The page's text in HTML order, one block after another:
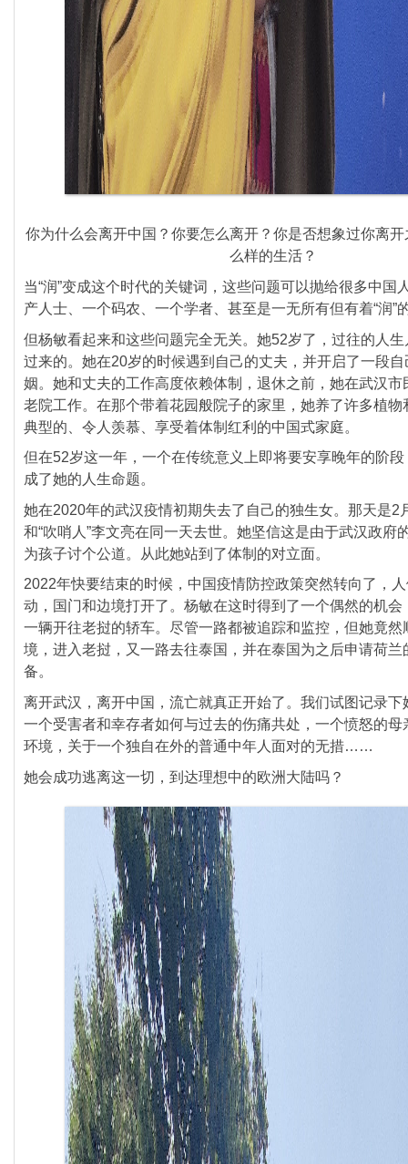
你为什么会离开中国？你要怎么离开？你是否想象过你离
么样的生活？
当“润”变成这个时代的关键词，这些问题可以抛给很多中国
产人士、一个码农、一个学者、甚至是一无所有但有着“润”
但杨敏看起来和这些问题完全无关。她52岁了，过往的人
过来的。她在20岁的时候遇到自己的丈夫，并开启了一段
姻。她和丈夫的工作高度依赖体制，退休之前，她在武汉市
老院工作。在那个带着花园般院子的家里，她养了许多植物
典型的、令人羡慕、享受着体制红利的中国式家庭。
但在52岁这一年，一个在传统意义上即将要安享晚年的阶
成了她的人生命题。
她在2020年的武汉疫情初期失去了自己的独生女。那天是2
和“吹哨人”李文亮在同一天去世。她坚信这是由于武汉政府
为孩子讨个公道。从此她站到了体制的对立面。
2022年快要结束的时候，中国疫情防控政策突然转向了，
动，国门和边境打开了。杨敏在这时得到了一个偶然的机会
一辆开往老挝的轿车。尽管一路都被追踪和监控，但她竟然
境，进入老挝，又一路去往泰国，并在泰国为之后申请荷兰
备。
离开武汉，离开中国，流亡就真正开始了。我们试图记录下
一个受害者和幸存者如何与过去的伤痛共处，一个愤怒的母
环境，关于一个独自在外的普通中年人面对的无措……
她会成功逃离这一切，到达理想中的欧洲大陆吗？